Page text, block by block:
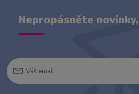
Nepropásněte